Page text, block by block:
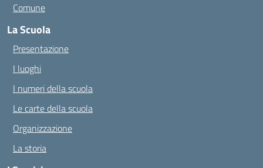
Comune
La Scuola
Presentazione
I luoghi
I numeri della scuola
Le carte della scuola
Organizzazione
La storia